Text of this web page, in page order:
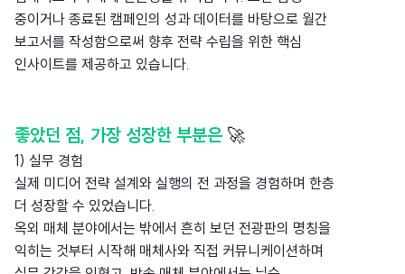
중이거나 종료된 캠페인의 성과 데이터를 바탕으로 월간
보고서를 작성함으로써 향후 전략 수립을 위한 핵심
인사이트를 제공하고 있습니다.
좋았던 점, 가장 성장한 부분은 🚀
1) 실무 경험
실제 미디어 전략 설계와 실행의 전 과정을 경험하며 한층
더 성장할 수 있었습니다.
옥외 매체 분야에서는 밖에서 흔히 보던 전광판의 명칭을
익히는 것부터 시작해 매체사와 직접 커뮤니케이션하며